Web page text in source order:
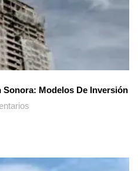
Sonora: Modelos De Inversión